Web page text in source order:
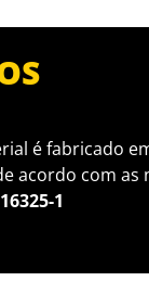
é fabricado
acordo com as
1